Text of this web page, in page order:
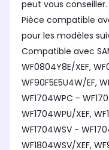
peut vous conseiller.
Pièce compatible
pour les modèles
Compatible avec
WF0804Y8E/XEF,
WF90F5E5U4W/EF,
WF1704WPC -
WF1704WPU/XEF,
WF1704WSV -
WF1804WSV/XEF,